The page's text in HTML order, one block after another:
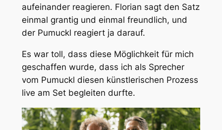
aufeinander reagieren. Florian sagt den Satz
einmal grantig und einmal freundlich, und
der Pumuckl reagiert ja darauf.
Es war toll, dass diese Möglichkeit für mich
geschaffen wurde, dass ich als Sprecher
vom Pumuckl diesen künstlerischen Prozess
live am Set begleiten durfte.